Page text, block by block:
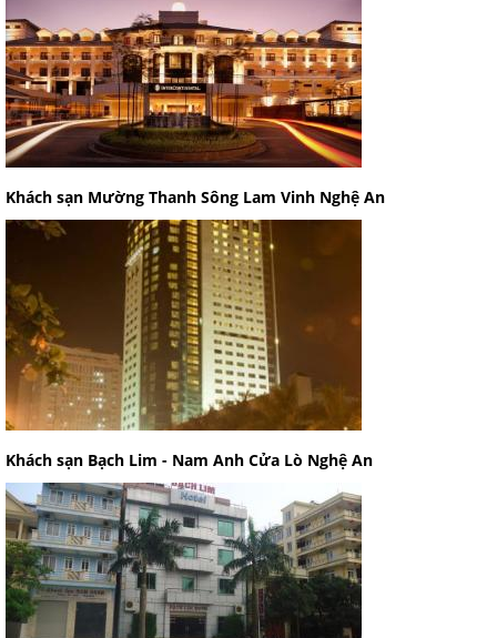
Khách sạn Mường Thanh Sông Lam Vinh Nghệ An
Khách sạn Bạch Lim - Nam Anh Cửa Lò Nghệ An